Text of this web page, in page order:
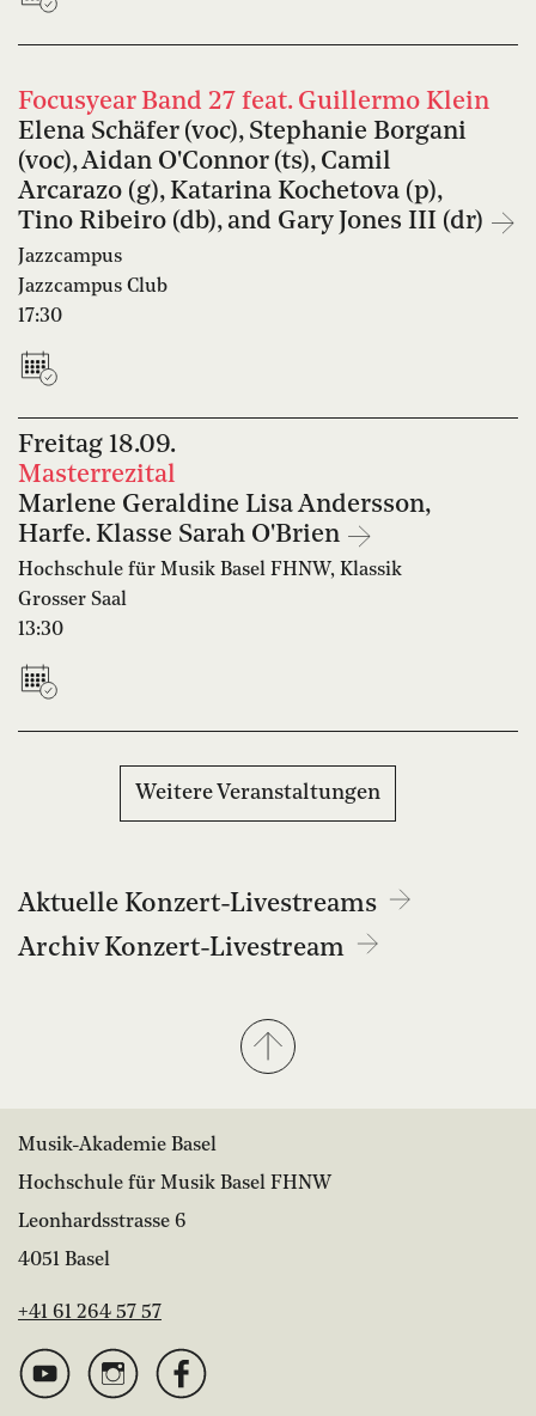
Focusyear Band 27 feat. Guillermo Klein
Elena Schäfer (voc), Stephanie Borgani
(voc), Aidan O'Connor (ts), Camil
Arcarazo (g), Katarina Kochetova (p),
Tino Ribeiro (db), and Gary Jones III (dr)
Jazzcampus
Jazzcampus Club
17:30
18.09.
Freitag
Masterrezital
Marlene Geraldine Lisa Andersson,
Harfe. Klasse Sarah O'Brien
Hochschule für Musik Basel FHNW, Klassik
Grosser Saal
13:30
Weitere Veranstaltungen
Aktuelle Konzert-Livestreams
Archiv Konzert-Livestream
Musik-Akademie Basel
Hochschule für Musik Basel FHNW
Leonhardsstrasse 6
4051 Basel
+41 61 264 57 57